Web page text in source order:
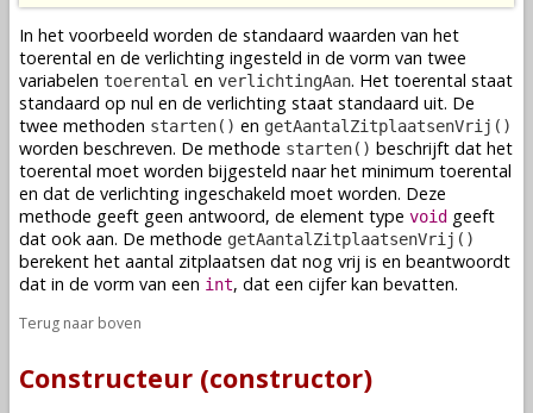
In het voorbeeld worden de standaard waarden van het
toerental en de verlichting ingesteld in de vorm van twee
variabelen toerental en verlichtingAan. Het toerental staat
standaard op nul en de verlichting staat standaard uit. De
twee methoden starten() en getAantalZitplaatsenVrij()
worden beschreven. De methode starten() beschrijft dat het
toerental moet worden bijgesteld naar het minimum toerental
en dat de verlichting ingeschakeld moet worden. Deze
methode geeft geen antwoord, de element type void geeft
dat ook aan. De methode getAantalZitplaatsenVrij()
berekent het aantal zitplaatsen dat nog vrij is en beantwoordt
dat in de vorm van een int, dat een cijfer kan bevatten.
Terug naar boven
Constructeur (constructor)